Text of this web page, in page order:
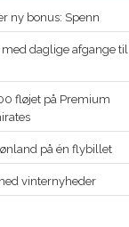
ny bonus: Spenn
daglige afgange til
fløjet på Premium
på én flybillet
vinternyheder